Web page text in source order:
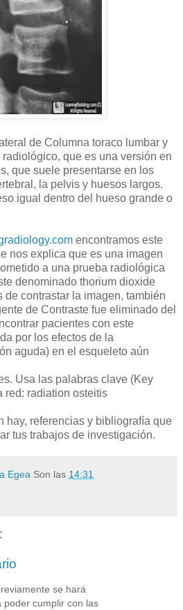
de Columna toraco lumbar y
que es una versión en
que suele presentarse en los
la pelvis y huesos largos.
igual dentro del hueso grande o
encontramos este
nos explica que es una imagen
a una prueba radiológica
denominado thorium dioxide
de contrastar la imagen, también
de Contraste fue eliminado del
pacientes con este
por los efectos de la
aguda) en el esqueleto aún
Usa las palabras clave (Key
red: radiation osteitis
hay, referencias y bibliografía que
tus trabajos de investigación.
Egea Son las 14:31
se hará
cumplir con las